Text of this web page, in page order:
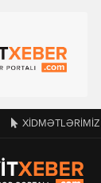
XİDMƏTLƏRİMİZ